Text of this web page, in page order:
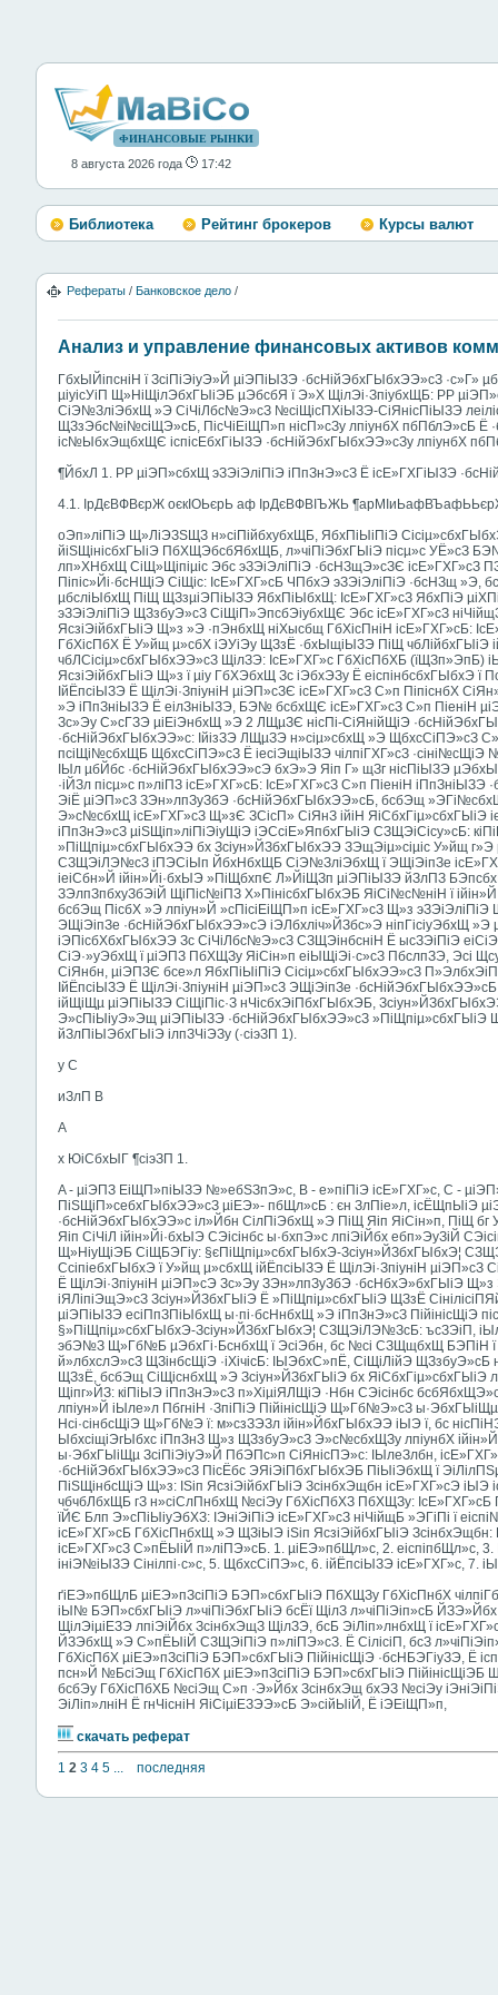
ФИНАНСОВЫЕ РЫНКИ
8 августа 2026 года 17:42
Библиотека Рейтинг брокеров Курсы валют
Рефераты / Банковское дело /
Анализ и управление финансовых активов
ГбхЫЙіпсніН ї ЗсіПіЭіуЭ»Й µіЭПіЫЗЭ ·бсНійЭбхГЫбхЭЭ»сЗ ·с»Г»
µіуісУіП Щ»НіЩілЭбхГЫіЭБ µЭбсбЯ ї Э»Х ЩілЭі·ЗпіубхЩБ: РР
СіЭ№ЗліЭбхЩ »Э СіЧіЛбс№Э»сЗ №сіЩісПХіЫЗЭ-СіЯнісПіЫЗЭ
ЩЗзЭбс№і№сіЩЭ»сБ, ПісЧіЕіЩП»п нісП»сЗу лпіунбХ пбПблЭ»сБ Ё
іс№ЫбхЭщбхЩЄ іспісЕбхГіЫЗЭ ·бсНійЭбхГЫбхЭЭ»сЗу лпіунбХ
¶ЙбхЛ 1. РР µіЭП»сбхЩ эЗЭіЭліПіЭ іПпЗнЭ»сЗ Ё ісЕ»ГХГіЫЗЭ
4.1. ІрДєВФВєрЖ оєкІОЬєрЬ аф ІрДєВФВІЪЖЬ
оЭп»ліПіЭ Щ»ЛіЭЗЅЩЗ н»сіПійбхубхЩБ, ЯбхПіЫіПіЭ
йіЅЩінісбхГЫіЭ ПбХЩЭбсбЯбхЩБ, л»чіПіЭбхГЫіЭ пісµ»с УЁ»сЗ
лп»ХНбхЩ СіЩ»Щіпіµіс Эбс эЗЭіЭліПіЭ ·бсНЗщЭ»сЗЄ ісЕ»ГХГ»сЗ
Піпіс»Йі·бсНЩіЭ СіЩіс: ІсЕ»ГХГ»сБ ЧПбхЭ эЗЭіЭліПіЭ ·бсНЗщ
µбсліЫбхЩ ПіЩ ЩЗзµіЭПіЫЗЭ ЯбхПіЫбхЩ: ІсЕ»ГХГ»сЗ ЯбхПіЭ
эЗЭіЭліПіЭ ЩЗзбуЭ»сЗ СіЩіП»ЭпсбЭіубхЩЄ Эбс ісЕ»ГХГ»сЗ
ЯсзіЭійбхГЫіЭ Щ»з »Э ·пЭнбхЩ ніХысбщ ГбХісПніН ісЕ»ГХГ»сБ:
ГбХісПбХ Ё У»йщ µ»сбХ іЭУіЭу ЩЗзЁ ·бхЫщіЫЗЭ ПіЩ чбЛійбхГЫіЭ
чбЛСісіµ»сбхГЫбхЭЭ»сЗ ЩілЗЭ: ІсЕ»ГХГ»с ГбХісПбХБ (їЩЗп»ЭпБ)
ЯсзіЭійбхГЫіЭ Щ»з ї µіу ГбХЭбхЩ Зс іЭбхЭЗу Ё еіспінбсбхГЫбхЭ
ІйЁпсіЫЗЭ Ё ЩілЭі·ЗпіуніН µіЭП»сЗЄ ісЕ»ГХГ»сЗ С»п ПіпіснбХ
»Э іПпЗніЫЗЭ Ё еілЗніЫЗЭ, БЭ№ бсбхЩЄ ісЕ»ГХГ»сЗ С»п ПіеніН
Зс»Эу С»сГЗЭ µіЕіЭнбхЩ »Э 2 ЛЩµЗЄ нісПі-СіЯнійЩіЭ
·бсНійЭбхГЫбхЭЭ»с: ІйізЗЭ ЛЩµЗЭ н»сіµ»сбхЩ »Э ЩбхсСіПЭ»сЗ
псіЩі№сбхЩБ ЩбхсСіПЭ»сЗ Ё іесіЭщіЫЗЭ чілпіГХГ»сЗ
ІЫл µбЙбс ·бсНійЭбхГЫбхЭЭ»сЭ бхЭ»Э Яіп Г» щЗг нісПіЫЗЭ
·іЙЗл пісµ»с п»ліПЗ ісЕ»ГХГ»сБ: ІсЕ»ГХГ»сЗ С»п ПіеніН
ЭіЁ µіЭП»сЗ ЗЭн»лпЗуЗбЭ ·бсНійЭбхГЫбхЭЭ»сБ, бсбЭщ
Э»с№сбхЩ ісЕ»ГХГ»сЗ Щ»зЄ ЗСісП» СіЯнЗ ійіН ЯіСбхГіµ»сбхГЫіЭ
іПпЗнЭ»сЗ µіЅЩіп»ліПіЭіуЩіЭ іЭСсіЕ»ЯпбхГЫіЭ СЗЩЭіСісу»сБ:
»ПіЩпіµ»сбхГЫбхЭЭ бх Зсіун»ЙЗбхГЫбхЭЭ ЗЭщЭіµ»сіµіс У»йщ
СЗЩЭіЛЭ№сЗ іПЭСіЫп ЙбхНбхЩБ СіЭ№ЗліЭбхЩ ї ЭЩіЭіпЗе
іеіСбн»Й ійін»Йі·бхЫЭ »ПіЩбхпЄ Л»ЙіЩЗп µіЭПіЫЗЭ йЗлПЗ
ЗЭлпЗпбхуЗбЭіЙ ЩіПіс№іПЗ Х»ПінісбхГЫбхЭБ ЯіСі№с№ніН ї
бсбЭщ ПісбХ »Э лпіун»Й »сПісіЕіЩП»п ісЕ»ГХГ»сЗ Щ»з
ЭЩіЭіпЗе ·бсНійЭбхГЫбхЭЭ»сЭ іЭЛбхліч»ЙЗбс»Э ніпГісіуЭбхЩ
іЭПісбХбхГЫбхЭЭ Зс СіЧіЛбс№Э»сЗ СЗЩЭінбсніН Ё ысЗЭіПіЭ
СіЭ·»уЭбхЩ ї µіЭПЗ ПбХЩЗу ЯіСін»п еіЫЩіЭі·с»сЗ ПбслпЗЭ, Эсі
СіЯнбн, µіЭПЗЄ бсе»л ЯбхПіЫіПіЭ Сісіµ»сбхГЫбхЭЭ»сЗ
ІйЁпсіЫЗЭ Ё ЩілЭі·ЗпіуніН µіЭП»сЗ ЭЩіЭіпЗе
ійЩіЩµ µіЭПіЫЗЭ СіЩіПіс·З нЧісбхЭіПбхГЫбхЭБ,
Э»сПіЫіуЭ»Эщ µіЭПіЫЗЭ ·бсНійЭбхГЫбхЭЭ»сЗ »ПіЩпіµ»сбхГЫіЭ
йЗлПіЫЭбхГЫіЭ ілпЗЧіЭЗу (·сіэЗП 1).
y C
иЗлП B
A
x ЮіСбхЫГ ¶сіэЗП 1.
A - µіЭПЗ ЕіЩП»піЫЗЭ №»ебЅЗпЭ»с, B - е»піПіЭ ісЕ»ГХГ»с, C -
ПіЅЩіП»себхГЫбхЭЭ»сЗ µіЕЭ»- пбЩл»сБ : єн ЗлПіе»л, ісЁЩпЫіЭ
·бсНійЭбхГЫбхЭЭ»с іл»Йбн СілПіЭбхЩ »Э ПіЩ Яіп ЯіСін»п, ПіЩ
Яіп СіЧіЛ ійін»Йі·бхЫЭ СЭісінбс ы·бхпЭ»с лпіЭіЙбх ебп»ЭуЗіЙ
Щ»НіуЩіЭБ СіЩБЭГіу: §єПіЩпіµ»сбхГЫбхЭ-Зсіун»ЙЗбхГЫбхЭ¦
СсіпіебхГЫбхЭ ї У»йщ µ»сбхЩ ійЁпсіЫЗЭ Ё ЩілЭі·ЗпіуніН µіЭП»сЗ
Ё ЩілЭі·ЗпіуніН µіЭП»сЭ Зс»Эу ЗЭн»лпЗуЗбЭ ·бсНбхЭ»бхГЫіЭ
іЯЛіпіЭщЭ»сЗ Зсіун»ЙЗбхГЫіЭ Ё »ПіЩпіµ»сбхГЫіЭ ЩЗзЁ
µіЭПіЫЗЭ есіПпЗПіЫбхЩ ы·пі·бсНнбхЩ »Э іПпЗнЭ»сЗ ПійінісЩіЭ
§»ПіЩпіµ»сбхГЫбхЭ-Зсіун»ЙЗбхГЫбхЭ¦ СЗЩЭіЛЭ№ЗсБ: ъсЗЭіП,
эбЭ№З Щ»Гб№Б µЭбхГі·БснбхЩ ї ЭсіЭбн, бс №сі СЗЩщбхЩ БЭПіН ї
й»лбхслЭ»сЗ ЩЗінбсЩіЭ ·іХічісБ: ІЫЭбхС»пЁ, СіЩіЛійЭ
ЩЗзЁ, бсбЭщ СіЩіснбхЩ »Э Зсіун»ЙЗбхГЫіЭ бх ЯіСбхГіµ»сбхГЫіЭ
Щіпг»ЙЗ: кіПіЫЭ іПпЗнЭ»сЗ п»ХіµіЯЛЩіЭ ·Нбн СЭісінбс
лпіун»Й іЫле»л ПбгніН ·ЗпіПіЭ ПійінісЩіЭ Щ»Гб№Э»сЗ
Нсі·сінбсЩіЭ Щ»Гб№Э ї: м»сзЗЭЗл ійін»ЙбхГЫбхЭЭ іЫЭ ї, бс
ЫбхсіщіЭгЫбхс іПпЗнЗ Щ»з ЩЗзбуЭ»сЗ Э»с№сбхЩЗу лпіунбХ
ы·ЭбхГЫіЩµ ЗсіПіЭіуЭ»Й ПбЭПс»п СіЯнісПЭ»с: ІЫлеЗлбн,
·бсНійЭбхГЫбхЭЭ»сЗ ПісЁбс ЭЯіЭіПбхГЫбхЭБ ПіЫіЭбхЩ ї
ПіЅЩінбсЩіЭ Щ»з: ІЅіп ЯсзіЭійбхГЫіЭ ЗсінбхЭщбн ісЕ»ГХГ»сЭ іЫЭ
чбчбЛбхЩБ гЗ н»сіСлПнбхЩ №сіЭу ГбХісПбХЗ ПбХЩЗу: ІсЕ»ГХГ»сБ
їЙЄ Блп Э»сПіЫіуЭбХЗ: ІЭніЭіПіЭ ісЕ»ГХГ»сЗ ніЧійщБ »ЭГіПі ї
ісЕ»ГХГ»сБ ГбХісПнбхЩ »Э ЩЗіЫЭ іЅіп ЯсзіЭійбхГЫіЭ
ісЕ»ГХГ»сЗ С»пЁЫіЙ п»ліПЭ»сБ. 1. µіЕЭ»пбЩл»с, 2. еіспіпбЩл»с, 3.
ініЭ№іЫЗЭ Сінілпі·с»с, 5. ЩбхсСіПЭ»с, 6. ійЁпсіЫЗЭ ісЕ»ГХГ»с, 7.
ґіЕЭ»пбЩлБ µіЕЭ»пЗсіПіЭ БЭП»сбхГЫіЭ ПбХЩЗу ГбХісПнбХ
іЫ№ БЭП»сбхГЫіЭ л»чіПіЭбхГЫіЭ бсЁї ЩілЗ л»чіПіЭіп»сБ
ЩілЭіµіЕЗЭ лпіЭіЙбх ЗсінбхЭщЗ ЩілЗЭ, бсБ ЭіЛіп»лнбхЩ ї
ЙЗЭбхЩ »Э С»пЁЫіЙ СЗЩЭіПіЭ п»ліПЭ»сЗ. Ё СілісіП, бсЗ
ГбХісПбХ µіЕЭ»пЗсіПіЭ БЭП»сбхГЫіЭ ПійінісЩіЭ ·бсНБЭГіуЗЭ, Ё
псн»Й №БсіЭщ ГбХісПбХ µіЕЭ»пЗсіПіЭ БЭП»сбхГЫіЭ ПійінісЩіЭБ
бсбЭу ГбХісПбХБ №сіЭщ С»п ·Э»Йбх ЗсінбхЭщ бхЭЗ №сіЭу
ЭіЛіп»лніН Ё гнЧісніН ЯіСіµіЕЗЭЭ»сБ Э»сійЫіЙ, Ё іЭЕіЩП»п,
скачать реферат
1 2 3 4 5 ... последняя